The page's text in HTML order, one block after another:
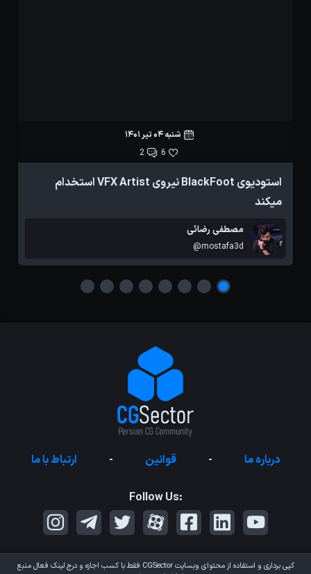
شنبه 04 تیر 1401
6
2
استودیوی BlackFoot نیروی VFX Artist استخدام
میکند
مصطفی رضائی
@mostafa3d
درباره ما - قوانین - ارتباط با ما
Follow Us:
کپی برداری و استفاده از محتوای وبسایتCGSector فقط با کسب اجازه و درج لینک فعال منبع